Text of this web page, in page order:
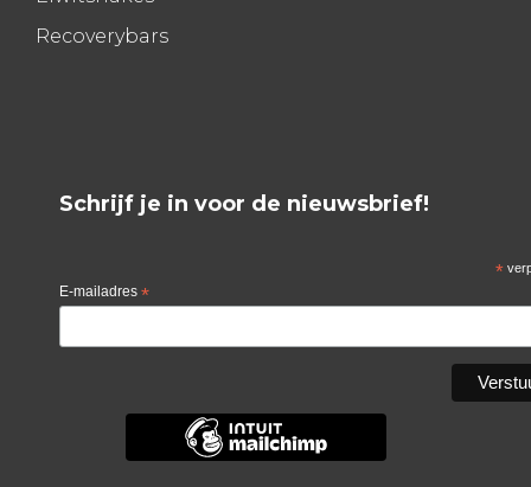
Recoverybars
Schrijf je in voor de nieuwsbrief!
*
E-mailadres *